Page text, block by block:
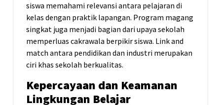
siswa memahami relevansi antara pelajaran di
kelas dengan praktik lapangan. Program magang
singkat juga menjadi bagian dari upaya sekolah
memperluas cakrawala berpikir siswa. Link and
match antara pendidikan dan industri merupakan
ciri khas sekolah berkualitas.
Kepercayaan dan Keamanan
Lingkungan Belajar